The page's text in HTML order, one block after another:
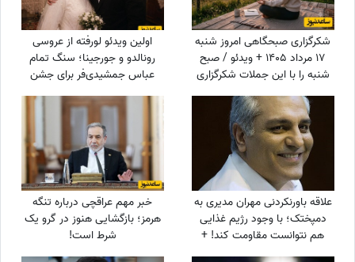
شکرگزاری صبحگاهی امروز شنبه
17 مرداد 1405 + ویدئو / صبح
شنبه را با این جملات شکرگزاری
آغاز کن؛ شاید امروز بهترین خبر
در انتظارت باشد
اولین ویدئو لورفته از عروسی
رونالدو و جورجینا؛ سنگ تمام
عباس جمشیدی‌فر برای جشن
نوستالژیک ستاره فوتبال!
علاقه باورنکردنی مهران مدیری به
دمپختک؛ با وجود رژیم غذایی
هم نتوانست مقاومت کند! +
ویدئو
خبر مهم عراقچی درباره تنگه
هرمز؛ بازگشایی هنوز در گرو یک
شرط است!